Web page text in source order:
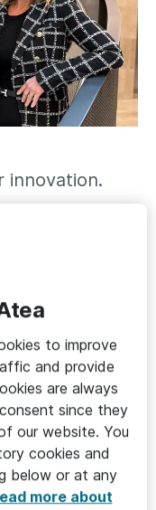
innovation.
to improve
and provide
are always
since they
our website. You
cookies and
below or at any
more about